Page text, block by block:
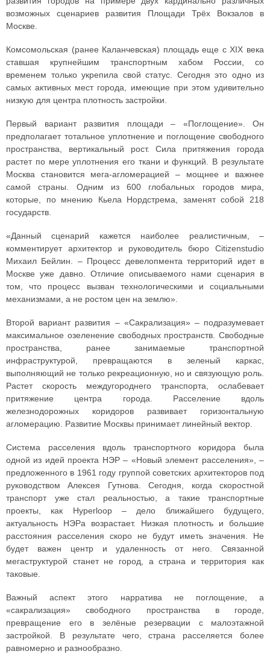
возможных сценариев развития Площади Трёх Вокзалов в
Москве.
Комсомольская (ранее Каланчевская) площадь еще с ХIХ века
ставшая крупнейшим транспортным хабом России, со
временем только укрепила свой статус. Сегодня это одно из
самых активных мест города, имеющие при этом удивительно
низкую для центра плотность застройки.
Первый вариант развития площади – «Поглощение». Он
предполагает тотальное уплотнение и поглощение свободного
пространства, вертикальный рост. Сила притяжения города
растет по мере уплотнения его ткани и функций. В результате
Москва становится мега-агломерацией – мощнее и важнее
самой страны. Одним из 600 глобальных городов мира,
которые, по мнению Кьела Нордстрема, заменят собой 218
государств.
«Данный сценарий кажется наиболее реалистичным, –
комментирует архитектор и руководитель бюро Citizenstudio
Михаил Бейлин. – Процесс девелопмента территорий идет в
Москве уже давно. Отличие описываемого нами сценария в
том, что процесс вызван технологическими и социальными
механизмами, а не ростом цен на землю».
Второй вариант развития – «Сакрализация» – подразумевает
максимальное озеленение свободных пространств. Свободные
пространства, ранее занимаемые транспортной
инфраструктурой, превращаются в зеленый каркас,
выполняющий не только рекреационную, но и связующую роль.
Растет скорость междугороднего транспорта, ослабевает
притяжение центра города. Расселение вдоль
железнодорожных коридоров развивает горизонтальную
агломерацию. Развитие Москвы принимает линейный вектор.
Система расселения вдоль транспортного коридора была
одной из идей проекта НЭР – «Новый элемент расселения», –
предложенного в 1961 году группой советских архитекторов под
руководством Алексея Гутнова. Сегодня, когда скоростной
транспорт уже стал реальностью, а такие транспортные
проекты, как Hyperloop – дело ближайшего будущего,
актуальность НЭРа возрастает. Низкая плотность и большие
расстояния расселения скоро не будут иметь значения. Не
будет важен центр и удаленность от него. Связанной
мегаструктурой станет не город, а страна и территория как
таковые.
Важный аспект этого нарратива не поглощение, а
«сакрализация» свободного пространства в городе,
превращение его в зелёные резервации с малоэтажной
застройкой. В результате чего, страна расселяется более
равномерно и разнообразно.